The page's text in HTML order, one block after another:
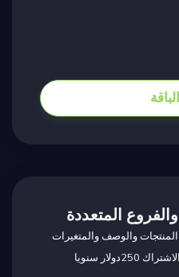
المتعددة
ادخال المنتجات والوصف والمتغيرات
سنويا